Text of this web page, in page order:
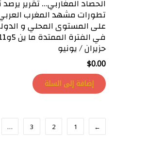
الحصاد المغاربي… تقرير يرصد
تطورات مشهد المغرب
على المستوى المحلي و
في الفترة
حزيران / يونيو
$0.00
إضافة إلى السلة
→
1
2
3
…